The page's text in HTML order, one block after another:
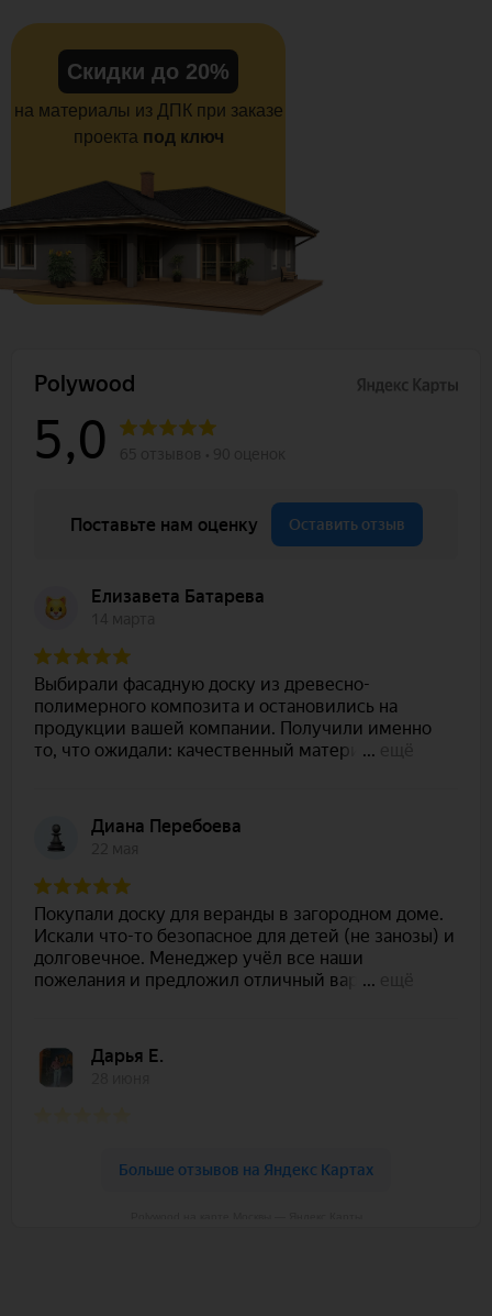
Скидки до 20%
на материалы из ДПК при заказе
проекта под ключ